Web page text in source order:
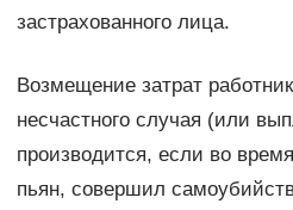
застрахованного лица.
Возмещение затрат
несчастного случая (или
производится, если во
пьян, совершил